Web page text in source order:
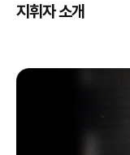
지휘자 소개